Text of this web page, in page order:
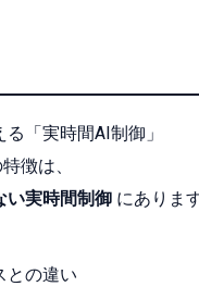
「実時間AI制御」
徴は、
い実時間制御 にあります
との違い